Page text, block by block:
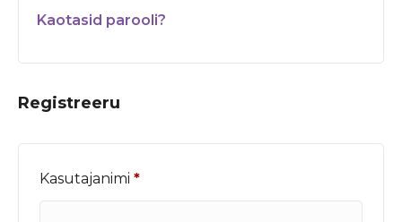
Kaotasid parooli?
Registreeru
Kasutajanimi *Nõutud